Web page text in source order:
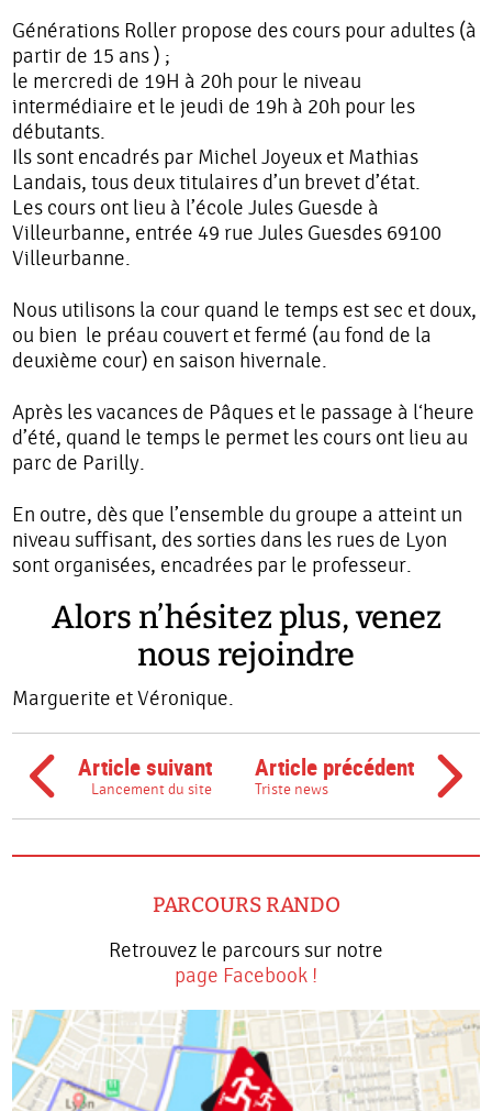
Générations Roller propose des cours pour adultes (à
partir de 15 ans ) ;
le mercredi de 19H à 20h pour le niveau
intermédiaire et le jeudi de 19h à 20h pour les
débutants.
Ils sont encadrés par Michel Joyeux et Mathias
Landais, tous deux titulaires d’un brevet d’état.
Les cours ont lieu à l’école Jules Guesde à
Villeurbanne, entrée 49 rue Jules Guesdes 69100
Villeurbanne.
Nous utilisons la cour quand le temps est sec et doux,
ou bien le préau couvert et fermé (au fond de la
deuxième cour) en saison hivernale.
Après les vacances de Pâques et le passage à l‘heure
d’été, quand le temps le permet les cours ont lieu au
parc de Parilly.
En outre, dès que l’ensemble du groupe a atteint un
niveau suffisant, des sorties dans les rues de Lyon
sont organisées, encadrées par le professeur.
Alors n’hésitez plus, venez
nous rejoindre
Marguerite et Véronique.
Article suivant
Lancement du site
Article précédent
Triste news
PARCOURS RANDO
Retrouvez le parcours sur notre
page Facebook !